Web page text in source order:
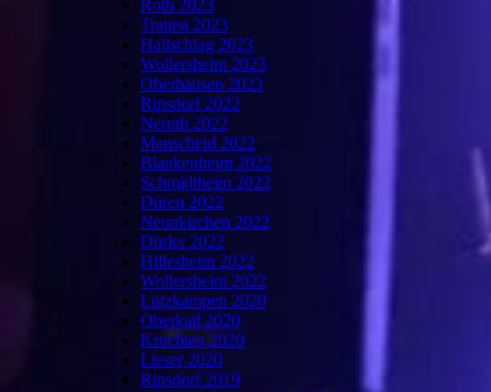
Roth 2023
Tratten 2023
Hallschlag 2023
Wollersheim 2023
Oberhausen 2023
Ripsdorf 2022
Neroth 2022
Manscheid 2022
Blankenheim 2022
Schmidtheim 2022
Düren 2022
Neunkirchen 2022
Dürler 2022
Hillesheim 2022
Wollersheim 2022
Lützkampen 2020
Oberkail 2020
Kruchten 2020
Lieser 2020
Ripsdorf 2019